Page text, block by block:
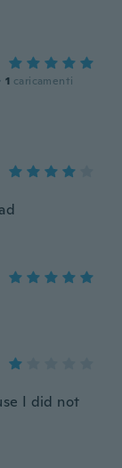
· 1 caricamenti
I did not